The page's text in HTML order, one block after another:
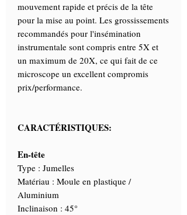
mouvement rapide et précis de la tête
pour la mise au point. Les grossissements
recommandés pour l'insémination
instrumentale sont compris entre 5X et
un maximum de 20X, ce qui fait de ce
microscope un excellent compromis
prix/performance.
CARACTÉRISTIQUES:
En-tête
Type : Jumelles
Matériau : Moule en plastique /
Aluminium
Inclinaison : 45°